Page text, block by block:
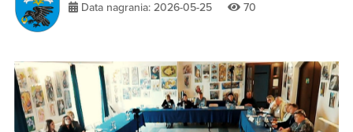
Data nagrania: 2026-05-25
70